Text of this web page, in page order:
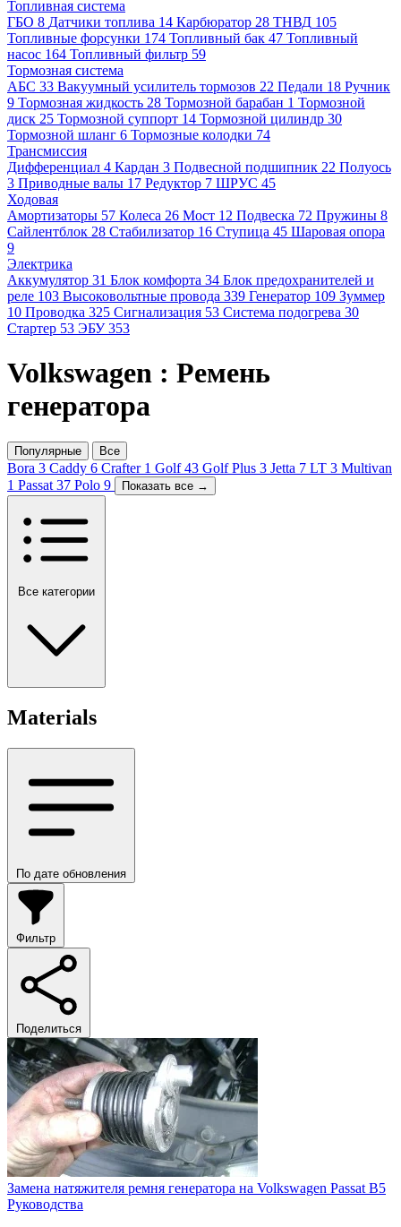
Топливная система
ГБО 8 Датчики топлива 14 Карбюратор 28 ТНВД 105
Топливные форсунки 174 Топливный бак 47 Топливный
насос 164 Топливный фильтр 59
Тормозная система
АБС 33 Вакуумный усилитель тормозов 22 Педали 18 Ручник
9 Тормозная жидкость 28 Тормозной барабан 1 Тормозной
диск 25 Тормозной суппорт 14 Тормозной цилиндр 30
Тормозной шланг 6 Тормозные колодки 74
Трансмиссия
Дифференциал 4 Кардан 3 Подвесной подшипник 22 Полуось
3 Приводные валы 17 Редуктор 7 ШРУС 45
Ходовая
Амортизаторы 57 Колеса 26 Мост 12 Подвеска 72 Пружины 8
Сайлентблок 28 Стабилизатор 16 Ступица 45 Шаровая опора
9
Электрика
Аккумулятор 31 Блок комфорта 34 Блок предохранителей и
реле 103 Высоковольтные провода 339 Генератор 109 Зуммер
10 Проводка 325 Сигнализация 53 Система подогрева 30
Стартер 53 ЭБУ 353
Volkswagen : Ремень
генератора
Популярные Все
Bora 3 Caddy 6 Crafter 1 Golf 43 Golf Plus 3 Jetta 7 LT 3 Multivan
1 Passat 37 Polo 9 Показать все →
Все категории
Materials
По дате обновления
Фильтр
Поделиться
Замена натяжителя ремня генератора на Volkswagen Passat B5
Руководства